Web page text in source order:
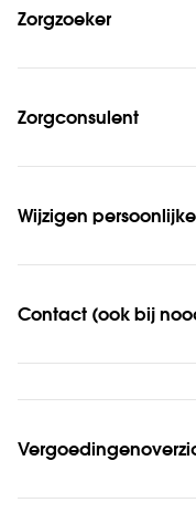
Zorgzoeker
Zorgconsulent
Wijzigen
Contact (ook bij